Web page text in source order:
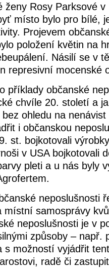
ženy Rosy Parksové
místo bylo pro bílé,
Projevem
položení květin na
Násilí se v
represivní mocenské
příklady občanské
chvíle 20. století a
ohledu na
i občanskou
st. bojkotovali
v USA bojkotovali
pleti a u nás byly
neposlušnosti
místní samosprávy
neposlušnosti je v
způsoby – např.
s možností vyjádřit
radě či